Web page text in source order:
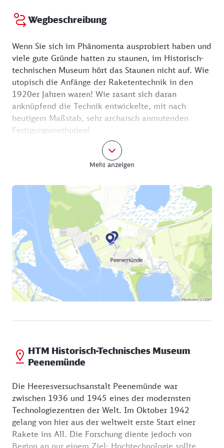
Wegbeschreibung
Wenn Sie sich im Phänomenta ausprobiert haben und
viele gute Gründe hatten zu staunen, im Historisch-
technischen Museum hört das Staunen nicht auf. Wie
utopisch die Anfänge der Raketentechnik in den
1920er Jahren waren! Wie rasant sich daran
anknüpfend die Technik entwickelte, mit nach
heutigem Maßstab, sehr archaisch anmutenden
Fertigungsmethoden!
Das Kraftwerk ist das letzte noch erhaltene Gebäude
der einstigen Versuchsanstalt. Sehr berührend sind
hier dargestellt. Wer mehr über die Geschichte
dieses Ortes wissen möchte, der kann im Roman
„Insel ohne Leuchtfeuer“ von Ruth Kraft nachlesen,
wie die Autorin, die Zeitzeugin war, Leben und
Arbeit auf Peenemünde in den 30er und 40er Jahren
erlebte.
Mehr anzeigen
HTM Historisch-Technisches Museum
Peenemünde
Die Heeresversuchsanstalt Peenemünde war
zwischen 1936 und 1945 eines der modernsten
Technologiezentren der Welt. Im Oktober 1942
gelang von hier aus der weltweit erste Start einer
Rakete ins All. Die Forschung diente jedoch von